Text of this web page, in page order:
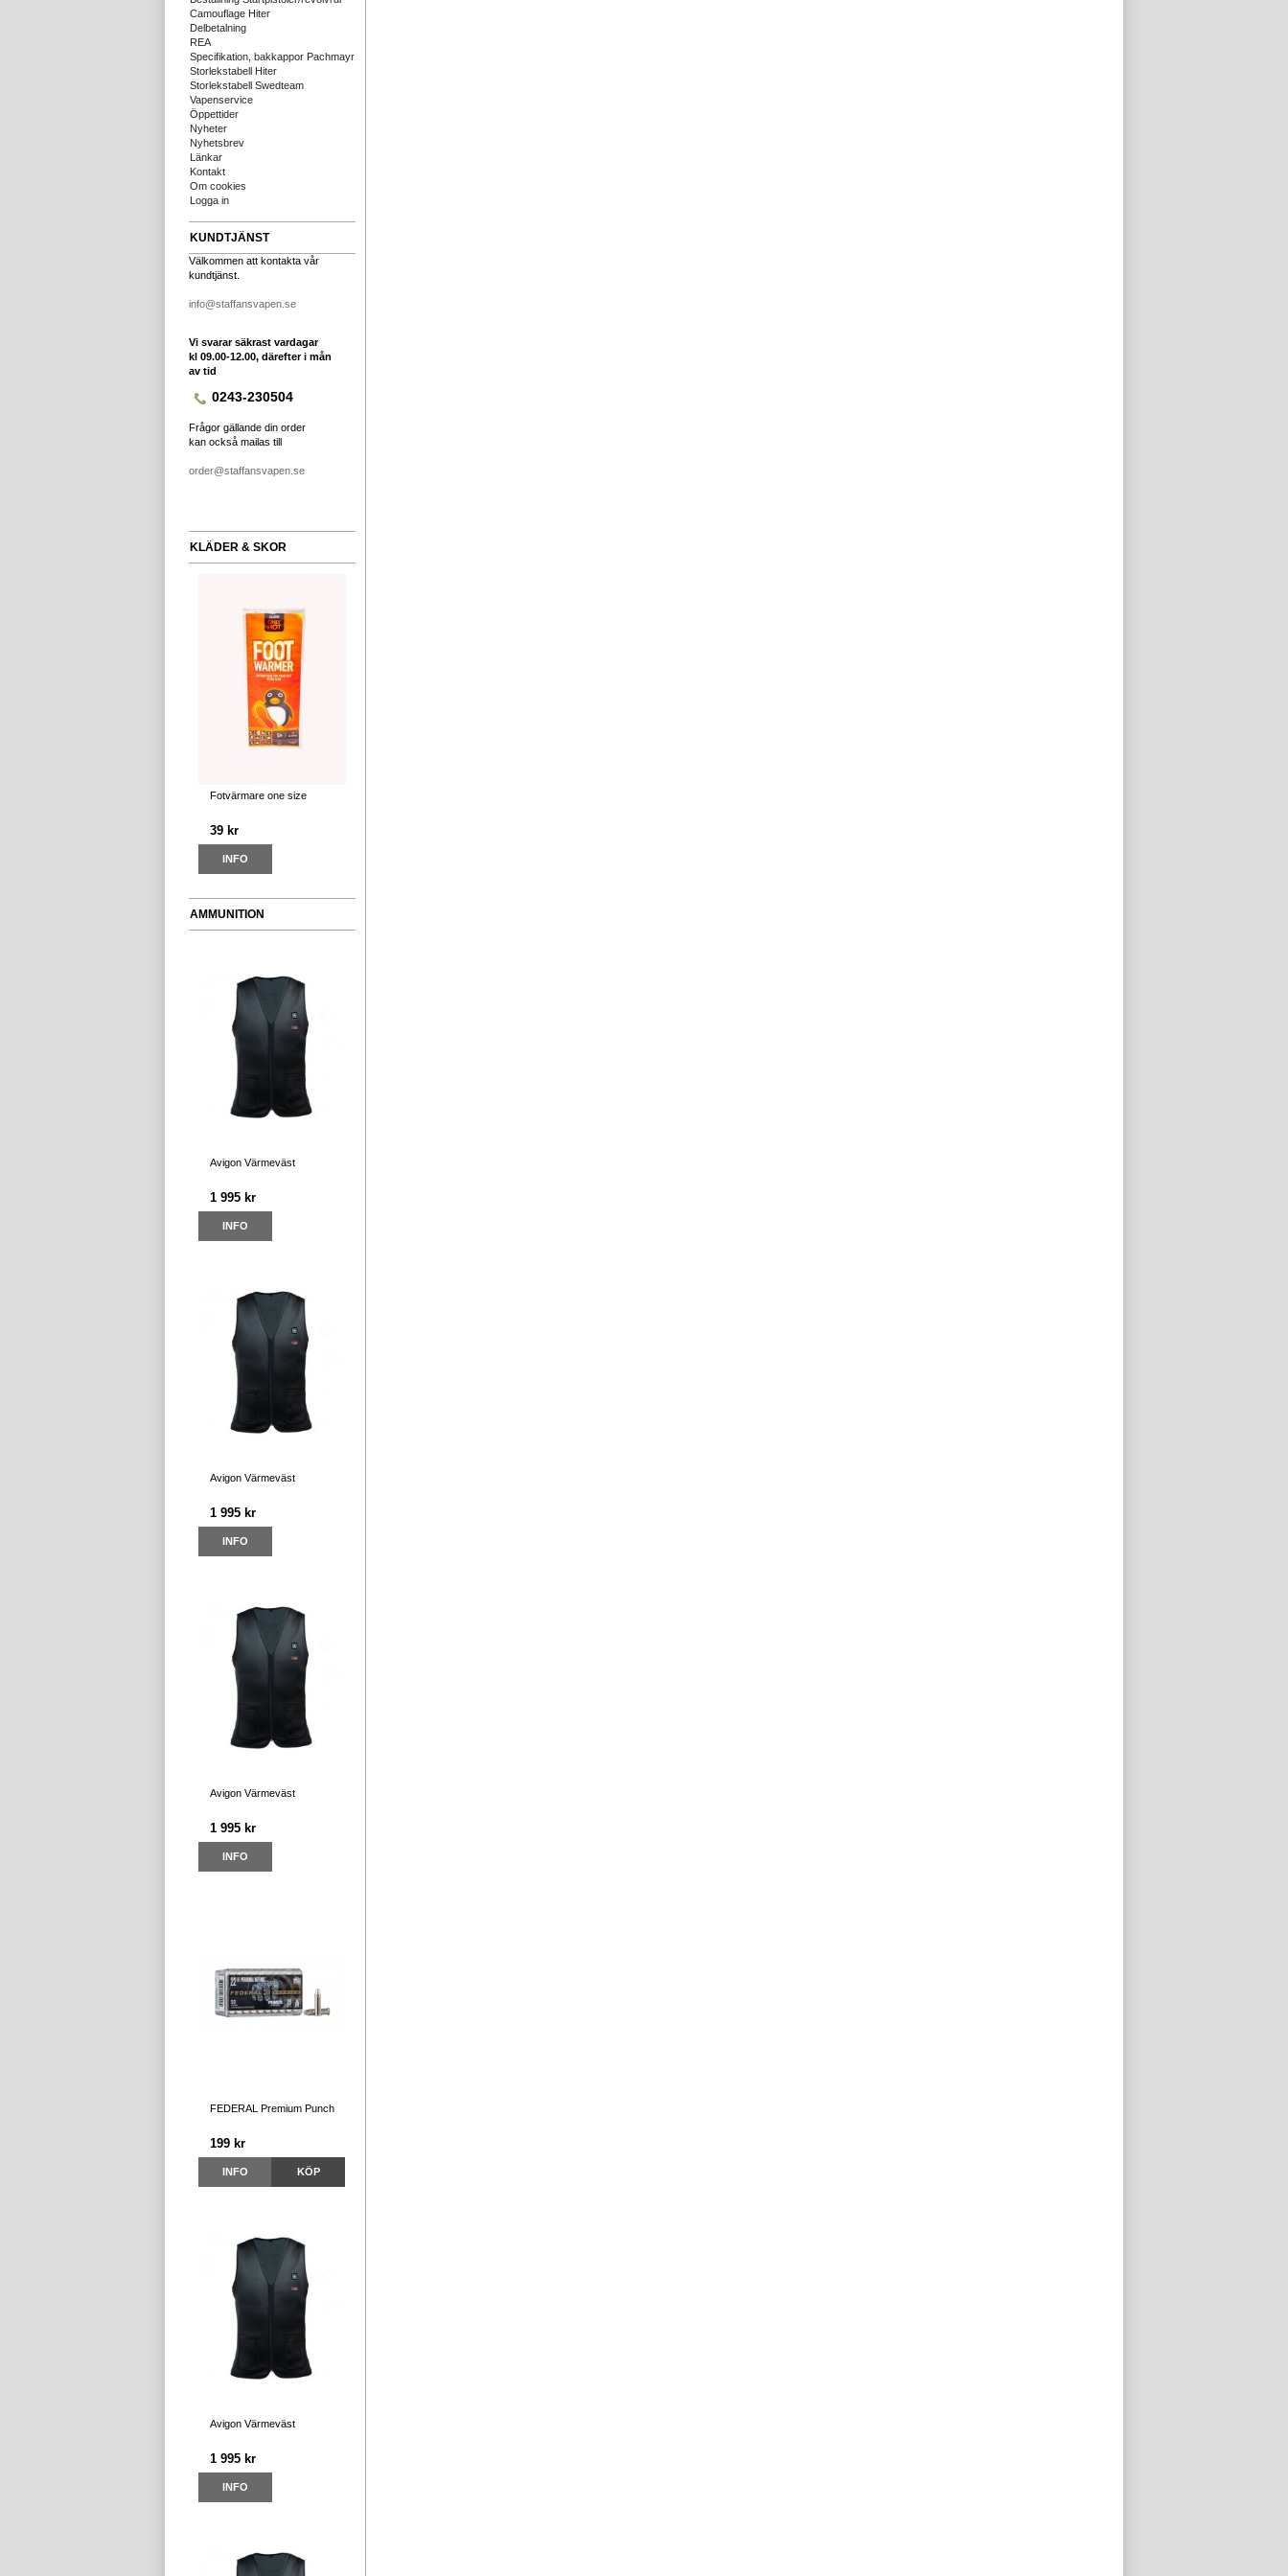
Camouflage Hiter
Delbetalning
REA
Specifikation, bakkappor Pachmayr
Storlekstabell Hiter
Storlekstabell Swedteam
Vapenservice
Öppettider
Nyheter
Nyhetsbrev
Länkar
Kontakt
Om cookies
Logga in
KUNDTJÄNST
Välkommen att kontakta vår
kundtjänst.
info@staffansvapen.se
Vi svarar säkrast vardagar
kl 09.00-12.00, därefter i mån
av tid
0243-230504
Frågor gällande din order
kan också mailas till
order@staffansvapen.se
KLÄDER & SKOR
Fotvärmare one size
39 kr
INFO
AMMUNITION
Avigon Värmeväst
1 995 kr
INFO
Avigon Värmeväst
1 995 kr
INFO
Avigon Värmeväst
1 995 kr
INFO
FEDERAL Premium Punch
199 kr
INFO KÖP
Avigon Värmeväst
1 995 kr
INFO